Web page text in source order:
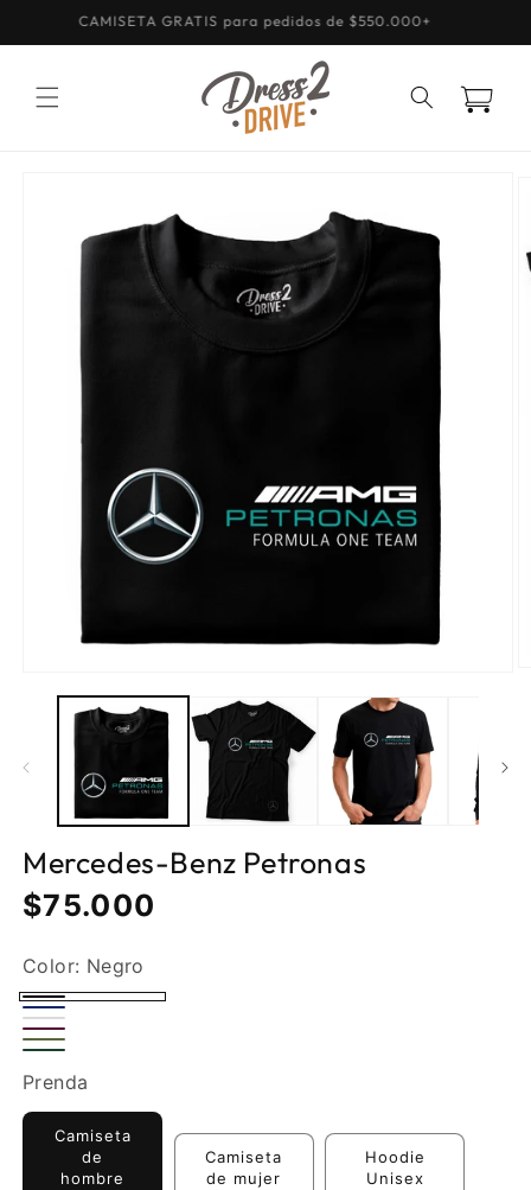
directamente
al contenido
CAMISETA GRATIS para pedidos de $550.000+
Carrito
del producto
Mercedes-Benz Petronas
Precio
normal
$75.000
Color: Negro
Negro
Azul
oscuro
Blanco
Vinotinto
Verde
militar
esmeralda
Prenda
Camiseta
de
hombre
Camiseta
de mujer
Hoodie
Unisex